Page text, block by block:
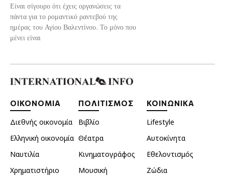
Είναι σίγουρο ότι έχεις οργανώσεις τα
πάντα για το ρομαντικό ραντεβού της
ημέρας του Αγίου Βαλεντίνου. Το μόνο που
μένει είναι
ΟΙΚΟΝΟΜΙΑ
Διεθνής οικονομία
Ελληνική οικονομία
Ναυτιλία
Χρηματιστήριο
ΠΟΛΙΤΙΣΜΟΣ
Βιβλίο
Θέατρα
Κινηματογράφος
Μουσική
ΚΟΙΝΩΝΙΚΑ
Lifestyle
Αυτοκίνητα
Εθελοντισμός
Ζώδια